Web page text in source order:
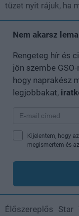
tüzet nyit rájuk, ha
Nem akarsz
Rengeteg hír és
jön szembe
hogy naprakész
legjobbakat,
Kijelentem, hogy az
megismertem és
Élőszereplős